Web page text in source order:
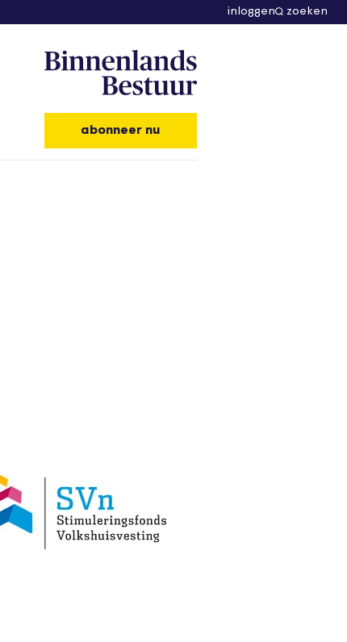
inloggen zoeken
abonneer nu